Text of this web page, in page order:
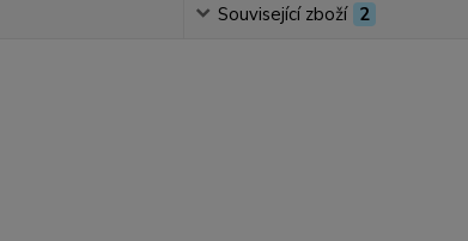
Související zboží 2